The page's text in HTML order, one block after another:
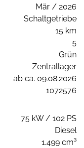
Mär / 2026
Schaltgetriebe
15 km
5
Grün
Zentrallager
ab ca. 09.08.2026
1072576
75 kW / 102 PS
Diesel
1.499 cm³